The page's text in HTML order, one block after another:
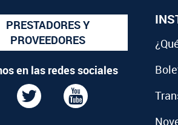
PRESTADORES Y
PROVEEDORES
en las redes sociales